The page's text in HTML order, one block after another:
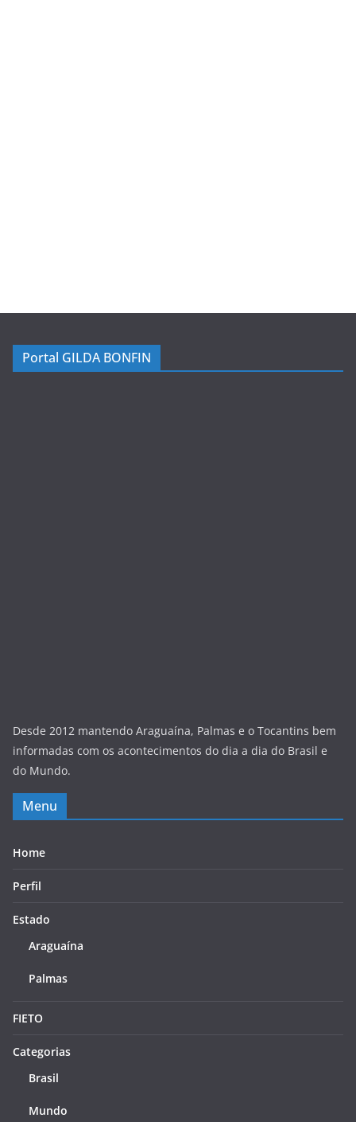
Portal GILDA BONFIN
Desde 2012 mantendo Araguaína, Palmas e o Tocantins bem
informadas com os acontecimentos do dia a dia do Brasil e
do Mundo.
Menu
Home
Perfil
Estado
Araguaína
Palmas
FIETO
Categorias
Brasil
Mundo